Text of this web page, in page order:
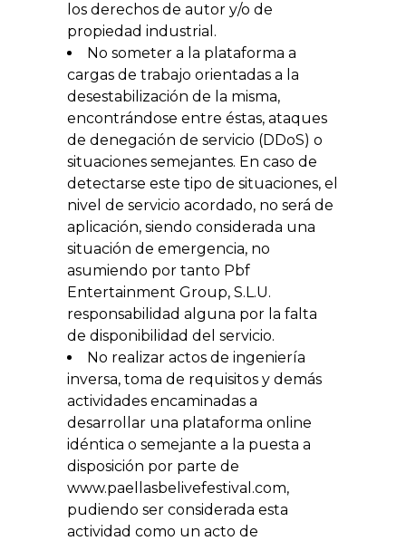
los derechos de autor y/o de
propiedad industrial.
No someter a la plataforma a
cargas de trabajo orientadas a la
desestabilización de la misma,
encontrándose entre éstas, ataques
de denegación de servicio (DDoS) o
situaciones semejantes. En caso de
detectarse este tipo de situaciones, el
nivel de servicio acordado, no será de
aplicación, siendo considerada una
situación de emergencia, no
asumiendo por tanto Pbf
Entertainment Group, S.L.U.
responsabilidad alguna por la falta
de disponibilidad del servicio.
No realizar actos de ingeniería
inversa, toma de requisitos y demás
actividades encaminadas a
desarrollar una plataforma online
idéntica o semejante a la puesta a
disposición por parte de
www.paellasbelivefestival.com,
pudiendo ser considerada esta
actividad como un acto de